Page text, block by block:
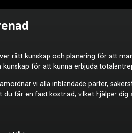
rätt kunskap och planering för att
kunskap för att kunna erbjuda
vi alla inblandade parter,
du får en fast kostnad, vilket hjälper